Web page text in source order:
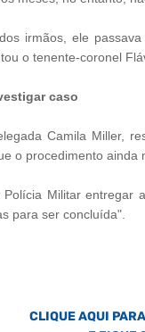
irmãos, ele
o tenente-coronel
caso
Camila Miller,
o procedimento ainda
Polícia Militar entregar
para ser concluída".
CLIQUE AQUI